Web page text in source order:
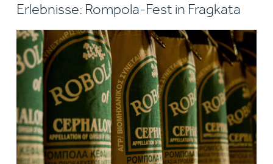
Erlebnisse: Rompola-Fest in Fragkata